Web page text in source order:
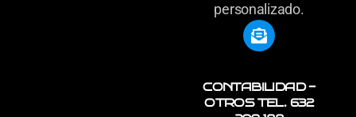
personalizado.
CONTABILIDAD -
OTROS TEL. 632